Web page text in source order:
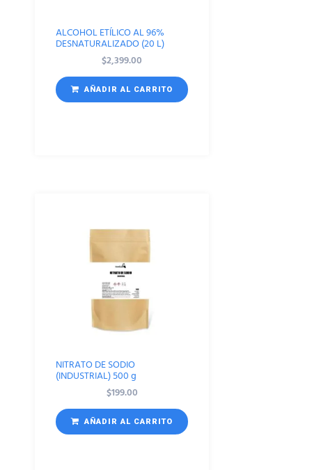
ALCOHOL ETÍLICO AL 96%
DESNATURALIZADO (20 L)
$2,399.00
AÑADIR AL CARRITO
NITRATO DE SODIO
(INDUSTRIAL) 500 g
$199.00
AÑADIR AL CARRITO